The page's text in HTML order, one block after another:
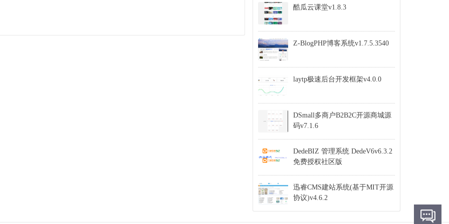
酷瓜云课堂v1.8.3
Z-BlogPHP博客系统v1.7.5.3540
laytp极速后台开发框架v4.0.0
DSmall多商户B2B2C开源商城源
码v7.1.6
DedeBIZ 管理系统 DedeV6v6.3.2
免费授权社区版
迅睿CMS建站系统(基于MIT开源
协议)v4.6.2